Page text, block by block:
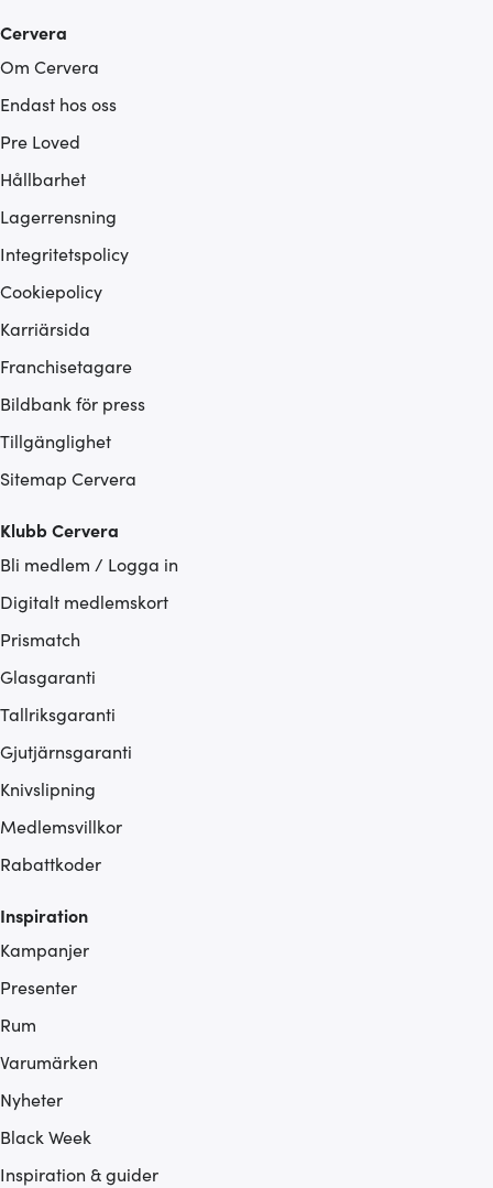
Cervera
Om Cervera
Endast hos oss
Pre Loved
Hållbarhet
Lagerrensning
Integritetspolicy
Cookiepolicy
Karriärsida
Franchisetagare
Bildbank för press
Tillgänglighet
Sitemap Cervera
Klubb Cervera
Bli medlem / Logga in
Digitalt medlemskort
Prismatch
Glasgaranti
Tallriksgaranti
Gjutjärnsgaranti
Knivslipning
Medlemsvillkor
Rabattkoder
Inspiration
Kampanjer
Presenter
Rum
Varumärken
Nyheter
Black Week
Inspiration & guider